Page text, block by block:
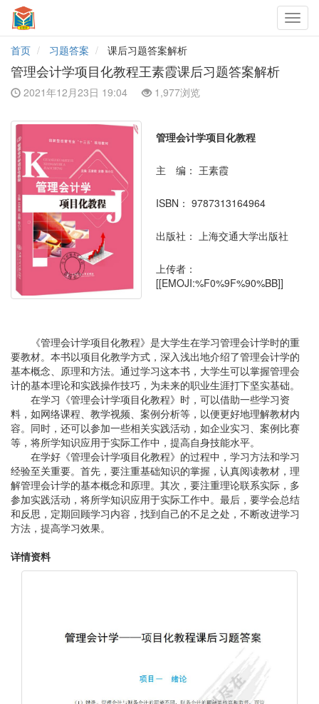
首页
习题答案 课后习题答案解析
管理会计学项目化教程王素霞课后习题答案解析
2021年12月23日 19:04 1,977浏览
管理会计学项目化教程
主 编： 王素霞
ISBN： 9787313164964
出版社： 上海交通大学出版社
上传者：
[[EMOJI:%F0%9F%90%BB]]
《管理会计学项目化教程》是大学生在学习管理会计学时的重
要教材。本书以项目化教学方式，深入浅出地介绍了管理会计学的
基本概念、原理和方法。通过学习这本书，大学生可以掌握管理会
计的基本理论和实践操作技巧，为未来的职业生涯打下坚实基础。
在学习《管理会计学项目化教程》时，可以借助一些学习资
料，如网络课程、教学视频、案例分析等，以便更好地理解教材内
容。同时，还可以参加一些相关实践活动，如企业实习、案例比赛
等，将所学知识应用于实际工作中，提高自身技能水平。
在学好《管理会计学项目化教程》的过程中，学习方法和学习
经验至关重要。首先，要注重基础知识的掌握，认真阅读教材，理
解管理会计学的基本概念和原理。其次，要注重理论联系实际，多
参加实践活动，将所学知识应用于实际工作中。最后，要学会总结
和反思，定期回顾学习内容，找到自己的不足之处，不断改进学习
方法，提高学习效果。
详情资料